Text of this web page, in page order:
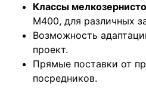
Классы
М400, для различных
Возможность
проект.
Прямые поставки от
посредников.